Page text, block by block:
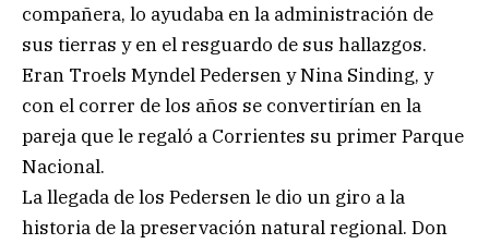
compañera, lo ayudaba en la administración de
sus tierras y en el resguardo de sus hallazgos.
Eran Troels Myndel Pedersen y Nina Sinding, y
con el correr de los años se convertirían en la
pareja que le regaló a Corrientes su primer Parque
Nacional.
La llegada de los Pedersen le dio un giro a la
historia de la preservación natural regional. Don